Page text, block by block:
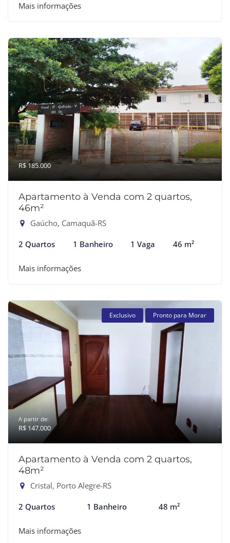
Mais informações
R$ 185.000
Apartamento à Venda com 2 quartos,
46m²
Gaúcho, Camaquã-RS
2 Quartos 1 Banheiro 1 Vaga 46 m²
Mais informações
Exclusivo Pronto para Morar
A partir de:
R$ 147.000
Apartamento à Venda com 2 quartos,
48m²
Cristal, Porto Alegre-RS
2 Quartos 1 Banheiro 48 m²
Mais informações